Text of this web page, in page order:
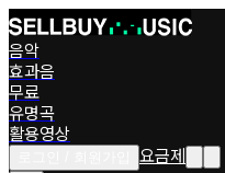
음악
효과음
무료
유명곡
활용영상
요금제